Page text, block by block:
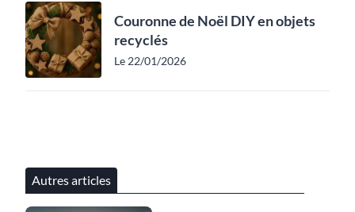
Couronne de Noël DIY en objets
recyclés
Le 22/01/2026
Autres articles